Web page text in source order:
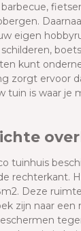
eigen
kunt
zorgt ervoor
tuin is waar je
tuinhuis
rechterkant.
Deze
zijn naar een